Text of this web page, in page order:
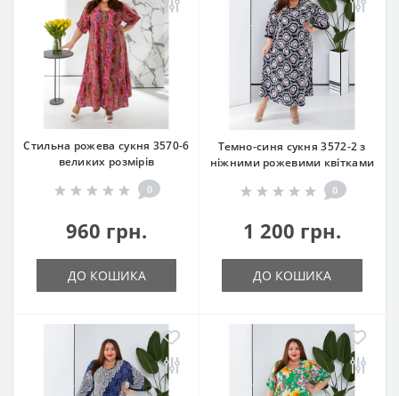
Стильна рожева сукня 3570-6
великих розмірів
0
960 грн.
ДО КОШИКА
Темно-синя сукня 3572-2 з
ніжними рожевими квітками
0
1 200 грн.
ДО КОШИКА